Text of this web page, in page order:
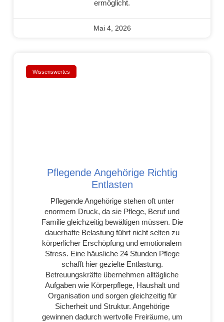
ermöglicht.
Mai 4, 2026
Wissenswertes
Pflegende Angehörige Richtig
Entlasten
Pflegende Angehörige stehen oft unter
enormem Druck, da sie Pflege, Beruf und
Familie gleichzeitig bewältigen müssen. Die
dauerhafte Belastung führt nicht selten zu
körperlicher Erschöpfung und emotionalem
Stress. Eine häusliche 24 Stunden Pflege
schafft hier gezielte Entlastung.
Betreuungskräfte übernehmen alltägliche
Aufgaben wie Körperpflege, Haushalt und
Organisation und sorgen gleichzeitig für
Sicherheit und Struktur. Angehörige
gewinnen dadurch wertvolle Freiräume, um